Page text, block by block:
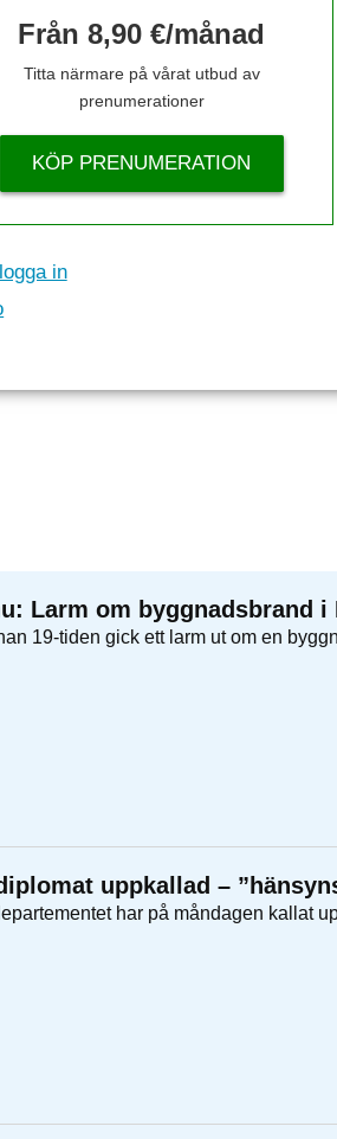
Från 8,90 €/månad
Titta närmare på vårat utbud av
prenumerationer
KÖP PRENUMERATION
in